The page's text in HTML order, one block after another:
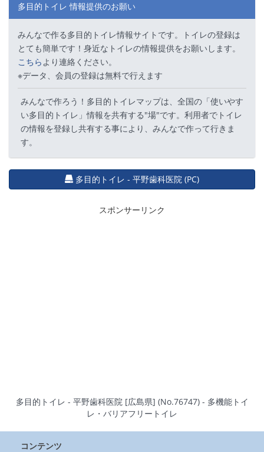
多目的トイレ 情報提供のお願い
みんなで作る多目的トイレ情報サイトです。トイレの登録は
とても簡単です！身近なトイレの情報提供をお願いします。
こちらより連絡ください。
※データ、会員の登録は無料で行えます
みんなで作ろう！多目的トイレマップは、全国の「使いやす
い多目的トイレ」情報を共有する"場"です。利用者でトイレ
の情報を登録し共有する事により、みんなで作って行きま
す。
多目的トイレ - 平野歯科医院 (PC)
スポンサーリンク
多目的トイレ - 平野歯科医院 [広島県] (No.76747) - 多機能トイ
レ・バリアフリートイレ
コンテンツ